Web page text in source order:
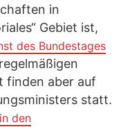
in
Gebiet ist,
des Bundestages
finden aber auf
statt.
den